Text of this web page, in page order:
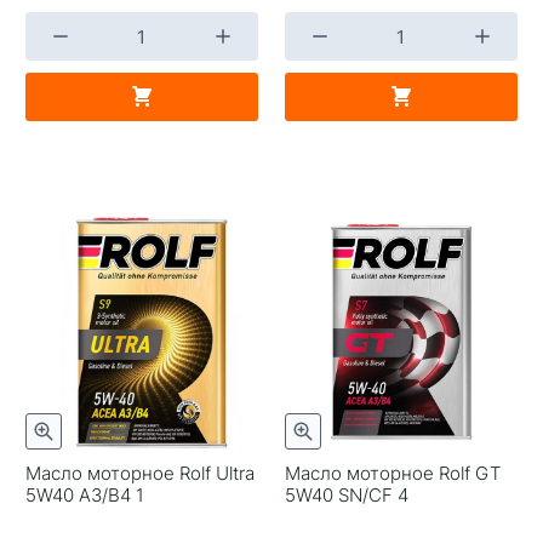
Масло моторное Rolf Ultra
5W40 A3/B4 1
Масло моторное Rolf GT
5W40 SN/CF 4